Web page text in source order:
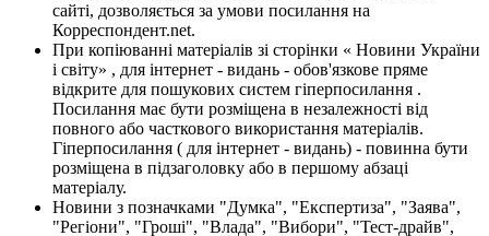
сайті, дозволяється за умови посилання на
Корреспондент.net.
При копіюванні матеріалів зі сторінки « Новини України
і світу» , для інтернет - видань - обов'язкове пряме
відкрите для пошукових систем гіперпосилання .
Посилання має бути розміщена в незалежності від
повного або часткового використання матеріалів.
Гіперпосилання ( для інтернет - видань) - повинна бути
розміщена в підзаголовку або в першому абзаці
матеріалу.
Новини з позначками "Думка", "Експертиза", "Заява",
"Регіони", "Гроші", "Влада", "Вибори", "Тест-драйв",